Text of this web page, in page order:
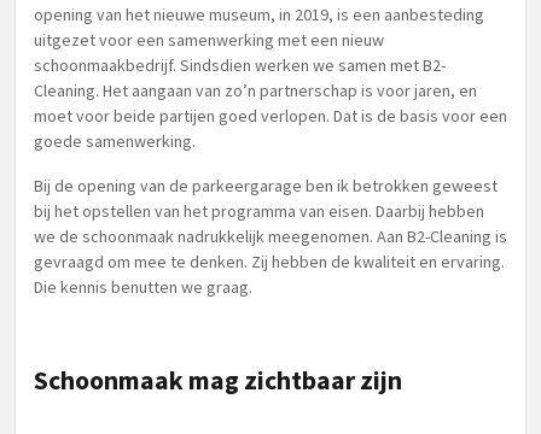
opening van het nieuwe museum, in 2019, is een aanbesteding
uitgezet voor een samenwerking met een nieuw
schoonmaakbedrijf. Sindsdien werken we samen met B2-
Cleaning. Het aangaan van zo’n partnerschap is voor jaren, en
moet voor beide partijen goed verlopen. Dat is de basis voor een
goede samenwerking.
Bij de opening van de parkeergarage ben ik betrokken geweest
bij het opstellen van het programma van eisen. Daarbij hebben
we de schoonmaak nadrukkelijk meegenomen. Aan B2-Cleaning is
gevraagd om mee te denken. Zij hebben de kwaliteit en ervaring.
Die kennis benutten we graag.
Schoonmaak mag zichtbaar zijn